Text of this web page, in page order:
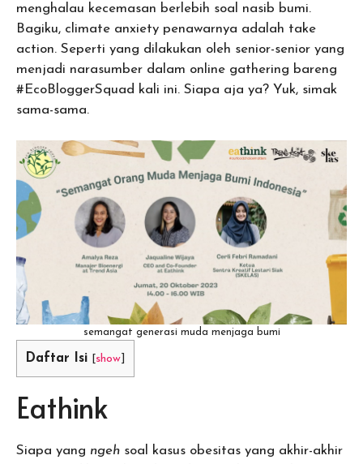
menghalau kecemasan berlebih soal nasib bumi.
Bagiku, climate anxiety penawarnya adalah take
action. Seperti yang dilakukan oleh senior-senior yang
menjadi narasumber dalam online gathering bareng
#EcoBloggerSquad kali ini. Siapa aja ya? Yuk, simak
sama-sama.
semangat generasi muda menjaga bumi
Daftar Isi [show]
Eathink
Siapa yang ngeh soal kasus obesitas yang akhir-akhir